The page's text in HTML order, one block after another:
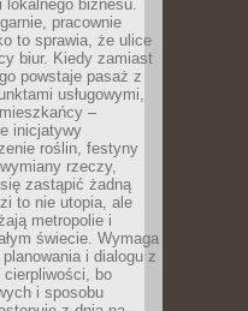
biznesu.
pracownie
to sprawia, że ulice
biur. Kiedy zamiast
powstaje pasaż z
usługowymi,
–
inicjatywy
roślin, festyny
rzeczy,
zastąpić żadną
to nie utopia, ale
metropolie i
świecie. Wymaga
i dialogu z
bo
i sposobu